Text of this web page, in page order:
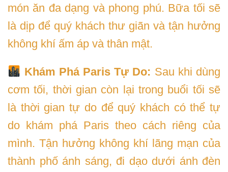
món ăn đa dạng và phong phú. Bữa tối sẽ
là dịp để quý khách thư giãn và tận hưởng
không khí ấm áp và thân mật.
Khám Phá Paris Tự Do: Sau khi dùng
cơm tối, thời gian còn lại trong buổi tối sẽ
là thời gian tự do để quý khách có thể tự
do khám phá Paris theo cách riêng của
mình. Tận hưởng không khí lãng mạn của
thành phố ánh sáng, đi dạo dưới ánh đèn